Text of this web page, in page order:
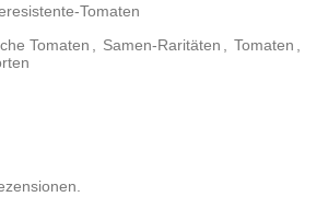
Tomaten
Tomaten Samen-Raritäten Tomaten